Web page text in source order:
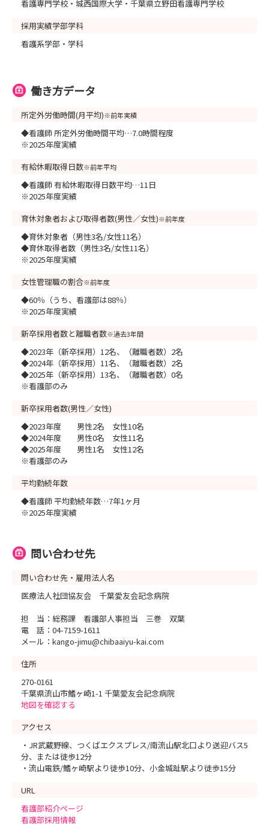
看護専門学校・城西国際大学・千葉県立野田看護専門学校
採用実績学部学科
看護系学部・学科
働き方データ
所定外労働時間(月平均)※前年実績
◆看護師 所定外労働時間平均…7.0時間程度
※2025年度実績
有給休暇取得日数※前年平均
◆看護師 有給休暇取得日数平均…11日
※2025年度実績
育休対象者および取得者数(男性／女性)※前年度
◆育休対象者（男性3名/女性11名）
◆育休取得者数（男性3名/女性11名）
※2025年度実績
女性管理職の割合※前年度
◆60％（うち、看護部は88％）
※2025年度実績
新卒採用者数と離職者数※過去3年間
◆2023年（新卒採用）12名、（離職者数）2名
◆2024年（新卒採用）11名、（離職者数）2名
◆2025年（新卒採用）13名、（離職者数）0名
※看護部のみ
新卒採用者数(男性／女性)
◆2023年度 男性2名 女性10名
◆2024年度 男性0名 女性11名
◆2025年度 男性1名 女性12名
※看護部のみ
平均勤続年数
◆看護師 平均勤続年数…7年1ヶ月
※2025年度実績
問い合わせ先
問い合わせ先・雇用法人名
医療法人社団協友会 千葉愛友会記念病院
担 当：総務課 看護部人事担当 三巻 双葉
電 話：04-7159-1611
メール：kango-jimu@chibaaiyu-kai.com
住所
270-0161
千葉県流山市鰭ヶ崎1-1 千葉愛友会記念病院
地図を確認する
アクセス
・JR武蔵野線、つくばエクスプレス/南流山駅北口より送迎バス5
分、または徒歩12分
・流山電鉄/鰭ヶ崎駅より徒歩10分、小金城趾駅より徒歩15分
URL
看護部紹介ページ
看護部採用情報